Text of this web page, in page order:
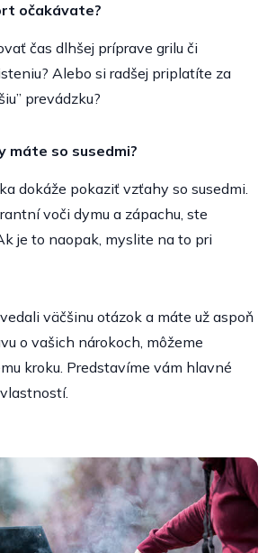
očakávate?
čas dlhšej príprave grilu či
Alebo si radšej priplatíte za
prevádzku?
máte so susedmi?
dokáže pokaziť vzťahy so susedmi.
voči dymu a zápachu, ste
je to naopak, myslite na to pri
väčšinu otázok a máte už aspoň
o vašich nárokoch, môžeme
kroku. Predstavíme vám hlavné